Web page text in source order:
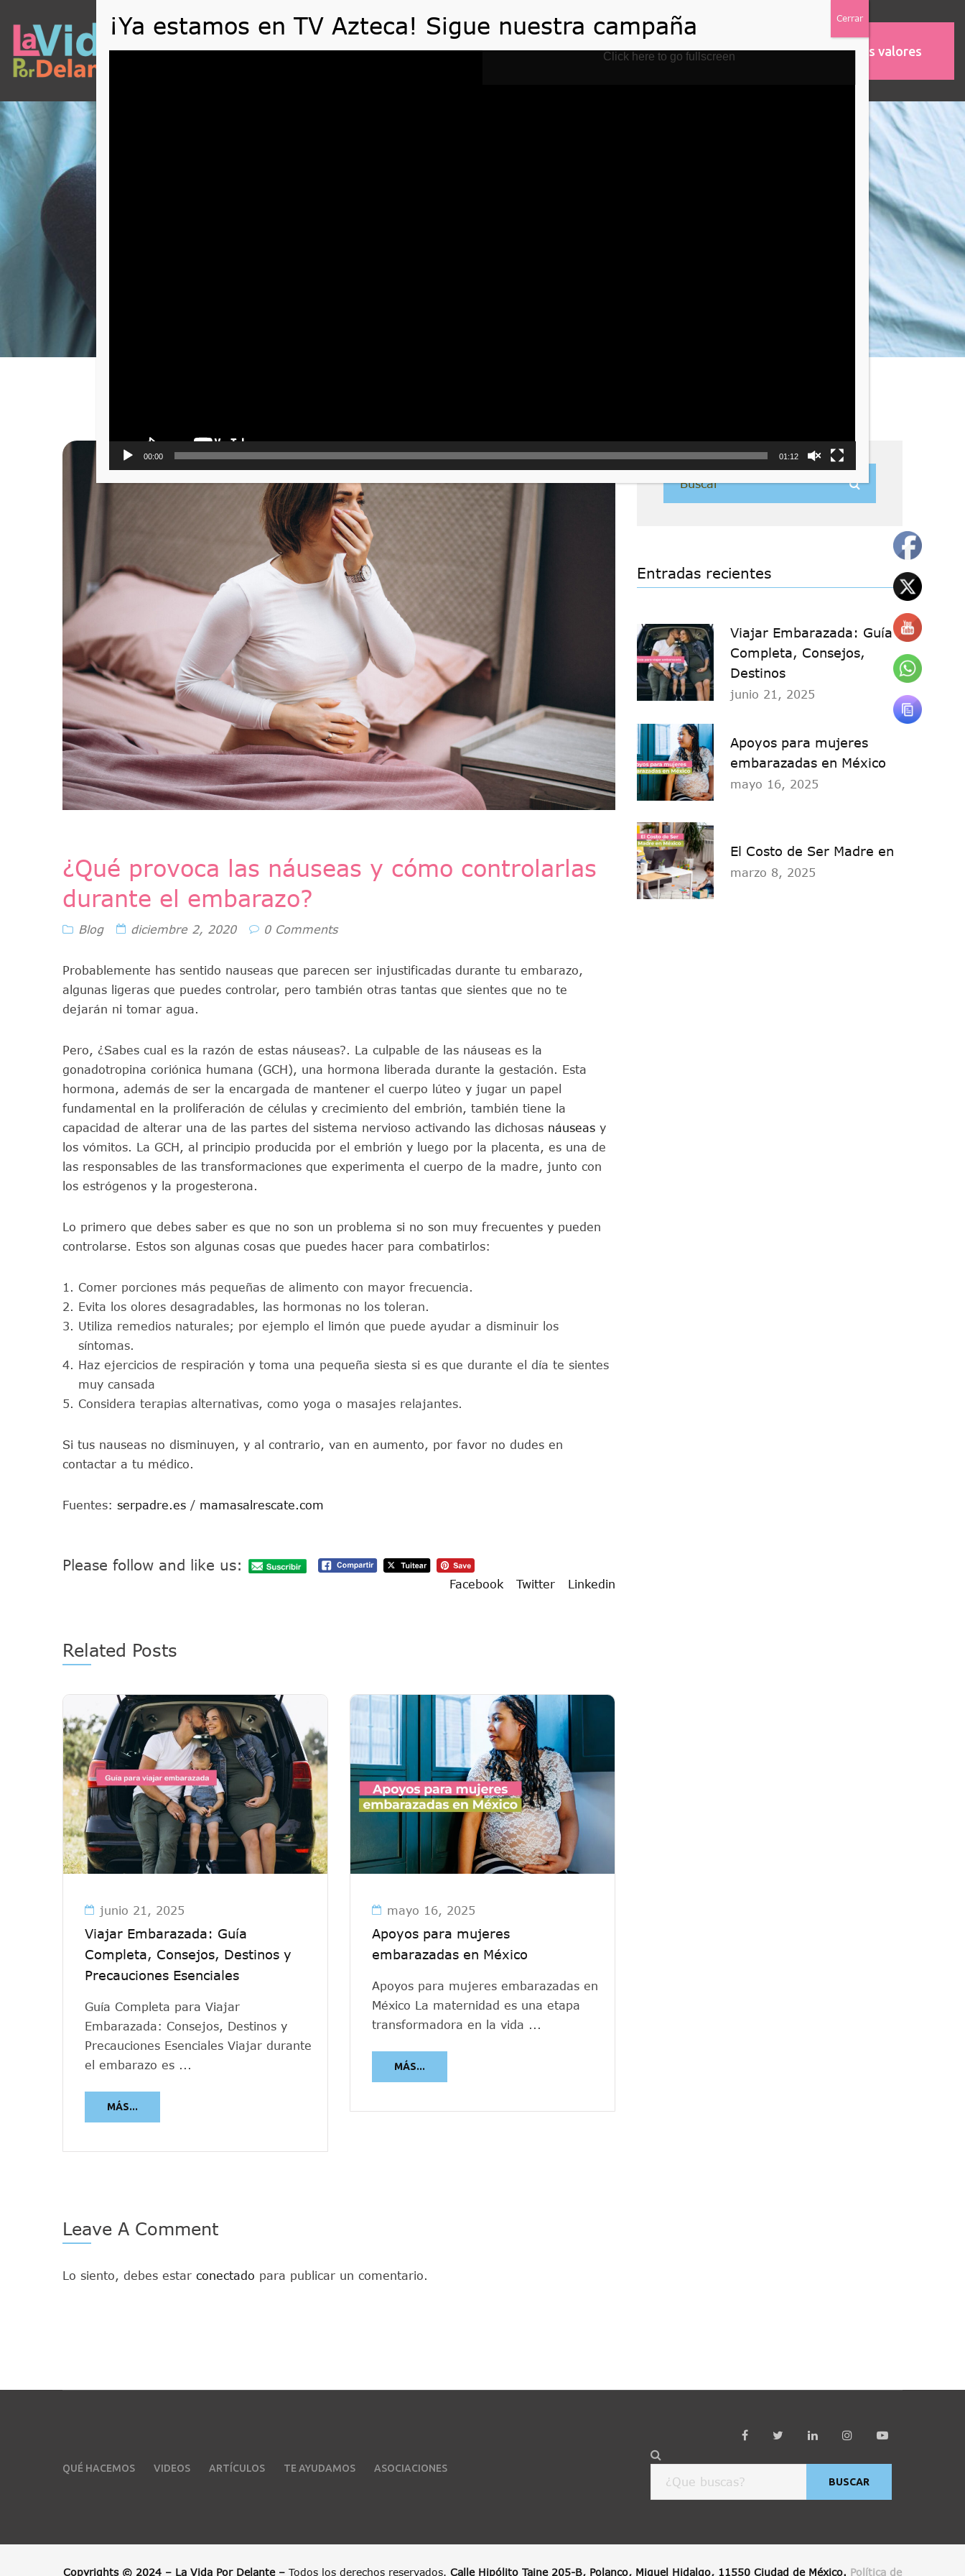
QUÉ HACEMOS VIDEOS ARTÍCULOS TE AYUDAMOS ASOCIACIONES Nuestros valores
¿Qué provoca las náuseas y cómo controlarlas
durante el embarazo?
Blog diciembre 2, 2020 0 Comments
Probablemente has sentido nauseas que parecen ser injustificadas durante tu embarazo,
algunas ligeras que puedes controlar, pero también otras tantas que sientes que no te
dejarán ni tomar agua.
Pero, ¿Sabes cual es la razón de estas náuseas?. La culpable de las náuseas es la
gonadotropina coriónica humana (GCH), una hormona liberada durante la gestación. Esta
hormona, además de ser la encargada de mantener el cuerpo lúteo y jugar un papel
fundamental en la proliferación de células y crecimiento del embrión, también tiene la
capacidad de alterar una de las partes del sistema nervioso activando las dichosas náuseas y
los vómitos. La GCH, al principio producida por el embrión y luego por la placenta, es una de
las responsables de las transformaciones que experimenta el cuerpo de la madre, junto con
los estrógenos y la progesterona.
Lo primero que debes saber es que no son un problema si no son muy frecuentes y pueden
controlarse. Estos son algunas cosas que puedes hacer para combatirlos:
Comer porciones más pequeñas de alimento con mayor frecuencia.
Evita los olores desagradables, las hormonas no los toleran.
Utiliza remedios naturales; por ejemplo el limón que puede ayudar a disminuir los
síntomas.
Haz ejercicios de respiración y toma una pequeña siesta si es que durante el día te sientes
muy cansada
Considera terapias alternativas, como yoga o masajes relajantes.
Si tus nauseas no disminuyen, y al contrario, van en aumento, por favor no dudes en
contactar a tu médico.
Fuentes: serpadre.es / mamasalrescate.com
Please follow and like us:
Facebook Twitter Linkedin
Related Posts
junio 21, 2025
Viajar Embarazada: Guía
Completa, Consejos, Destinos y
Precauciones Esenciales
Guía Completa para Viajar
Embarazada: Consejos, Destinos y
Precauciones Esenciales Viajar durante
el embarazo es ...
MÁS...
mayo 16, 2025
Apoyos para mujeres
embarazadas en México
Apoyos para mujeres embarazadas en
México La maternidad es una etapa
transformadora en la vida ...
MÁS...
Leave A Comment
Lo siento, debes estar conectado para publicar un comentario.
Entradas recientes
Viajar Embarazada: Guía
Completa, Consejos,
Destinos
junio 21, 2025
Apoyos para mujeres
embarazadas en México
mayo 16, 2025
El Costo de Ser Madre en
marzo 8, 2025
QUÉ HACEMOS VIDEOS ARTÍCULOS TE AYUDAMOS
ASOCIACIONES
BUSCAR
Copyrights © 2024 – La Vida Por Delante – Todos los derechos reservados. Calle Hipólito Taine 205-B, Polanco, Miguel Hidalgo, 11550 Ciudad de México. Política de
00:00 01:12
Click here to go fullscreen